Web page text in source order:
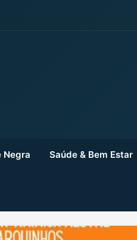
Negra Saúde & Bem Estar